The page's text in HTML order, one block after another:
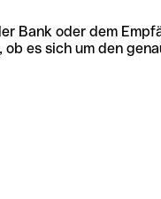
Bank oder dem
es sich um den